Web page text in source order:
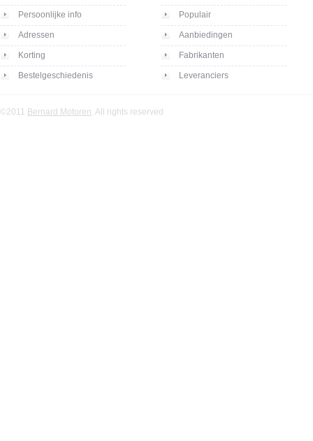
Persoonlijke info
Adressen
Korting
Bestelgeschiedenis
Populair
Aanbiedingen
Fabrikanten
Leveranciers
©2011 Bernard Motoren. All rights reserved